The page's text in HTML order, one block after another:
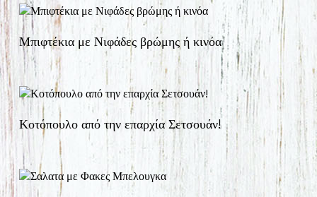
Μπιφτέκια με Νιφάδες βρώμης ή κινόα
Κοτόπουλο από την επαρχία Σετσουάν!